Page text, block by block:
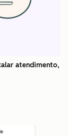
atendimento,